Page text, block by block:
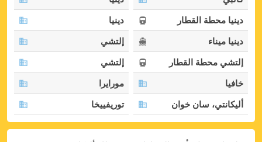
دينيا محطة القطار
دينيا
دينيا ميناء
إلتشي
إلتشي محطة القطار
إلتشي
خافيا
مورايرا
أليكانتي، سان خوان
توريفييخا